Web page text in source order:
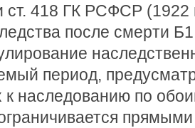
418 ГК РСФСР (1922
после смерти
период,
наследованию по